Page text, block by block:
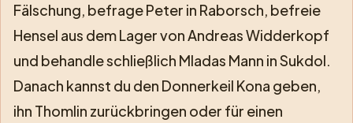
Fälschung, befrage Peter in Raborsch, befreie
Hensel aus dem Lager von Andreas Widderkopf
und behandle schließlich Mladas Mann in Sukdol.
Danach kannst du den Donnerkeil Kona geben,
ihn Thomlin zurückbringen oder für einen